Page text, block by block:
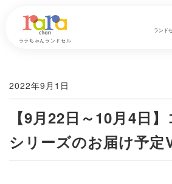
ララちゃんランドセル
ランド
2022年9月1日
【9月22日～10月4日
シリーズのお届け予定